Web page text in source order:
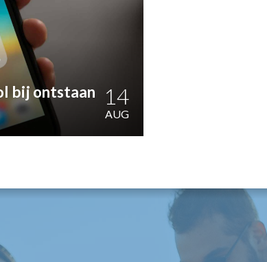
bij ontstaan
14
AUG